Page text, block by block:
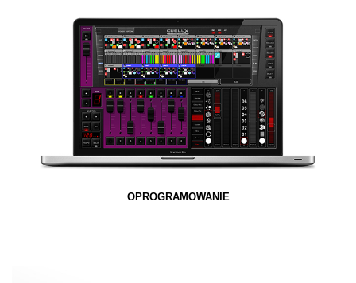
OPROGRAMOWANIE